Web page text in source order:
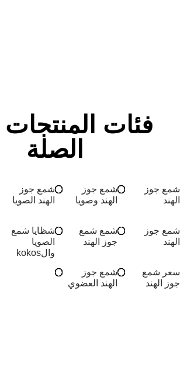
فئات
الصلة
شمع جوز
الهند
شمع جوز
الهند وصويا
شمع جوز
الهند الصويا
شمع جوز
الهند
شمع شمع
جوز الهند
شظايا شمع
الصويا
والkokos
سعر شمع
جوز الهند
شمع جوز
الهند العضوي